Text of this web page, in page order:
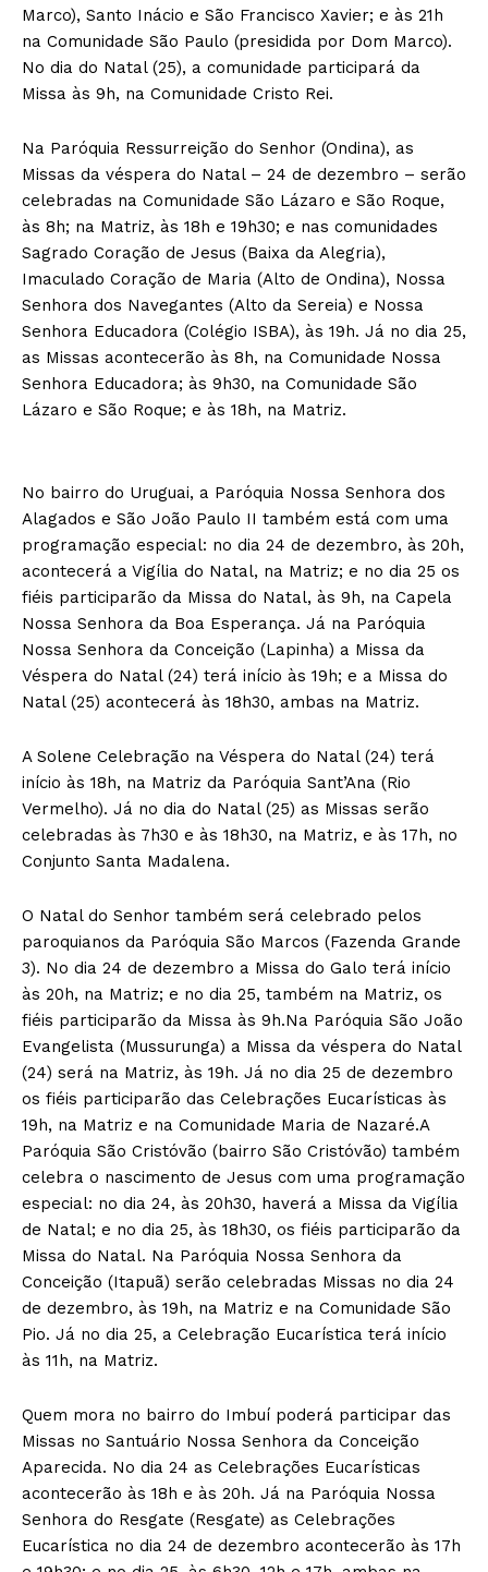
Marco), Santo Inácio e São Francisco Xavier; e às 21h
na Comunidade São Paulo (presidida por Dom Marco).
No dia do Natal (25), a comunidade participará da
Missa às 9h, na Comunidade Cristo Rei.
Na Paróquia Ressurreição do Senhor (Ondina), as
Missas da véspera do Natal – 24 de dezembro – serão
celebradas na Comunidade São Lázaro e São Roque,
às 8h; na Matriz, às 18h e 19h30; e nas comunidades
Sagrado Coração de Jesus (Baixa da Alegria),
Imaculado Coração de Maria (Alto de Ondina), Nossa
Senhora dos Navegantes (Alto da Sereia) e Nossa
Senhora Educadora (Colégio ISBA), às 19h. Já no dia 25,
as Missas acontecerão às 8h, na Comunidade Nossa
Senhora Educadora; às 9h30, na Comunidade São
Lázaro e São Roque; e às 18h, na Matriz.
No bairro do Uruguai, a Paróquia Nossa Senhora dos
Alagados e São João Paulo II também está com uma
programação especial: no dia 24 de dezembro, às 20h,
acontecerá a Vigília do Natal, na Matriz; e no dia 25 os
fiéis participarão da Missa do Natal, às 9h, na Capela
Nossa Senhora da Boa Esperança. Já na Paróquia
Nossa Senhora da Conceição (Lapinha) a Missa da
Véspera do Natal (24) terá início às 19h; e a Missa do
Natal (25) acontecerá às 18h30, ambas na Matriz.
A Solene Celebração na Véspera do Natal (24) terá
início às 18h, na Matriz da Paróquia Sant’Ana (Rio
Vermelho). Já no dia do Natal (25) as Missas serão
celebradas às 7h30 e às 18h30, na Matriz, e às 17h, no
Conjunto Santa Madalena.
O Natal do Senhor também será celebrado pelos
paroquianos da Paróquia São Marcos (Fazenda Grande
3). No dia 24 de dezembro a Missa do Galo terá início
às 20h, na Matriz; e no dia 25, também na Matriz, os
fiéis participarão da Missa às 9h.Na Paróquia São João
Evangelista (Mussurunga) a Missa da véspera do Natal
(24) será na Matriz, às 19h. Já no dia 25 de dezembro
os fiéis participarão das Celebrações Eucarísticas às
19h, na Matriz e na Comunidade Maria de Nazaré.A
Paróquia São Cristóvão (bairro São Cristóvão) também
celebra o nascimento de Jesus com uma programação
especial: no dia 24, às 20h30, haverá a Missa da Vigília
de Natal; e no dia 25, às 18h30, os fiéis participarão da
Missa do Natal. Na Paróquia Nossa Senhora da
Conceição (Itapuã) serão celebradas Missas no dia 24
de dezembro, às 19h, na Matriz e na Comunidade São
Pio. Já no dia 25, a Celebração Eucarística terá início
às 11h, na Matriz.
Quem mora no bairro do Imbuí poderá participar das
Missas no Santuário Nossa Senhora da Conceição
Aparecida. No dia 24 as Celebrações Eucarísticas
acontecerão às 18h e às 20h. Já na Paróquia Nossa
Senhora do Resgate (Resgate) as Celebrações
Eucarística no dia 24 de dezembro acontecerão às 17h